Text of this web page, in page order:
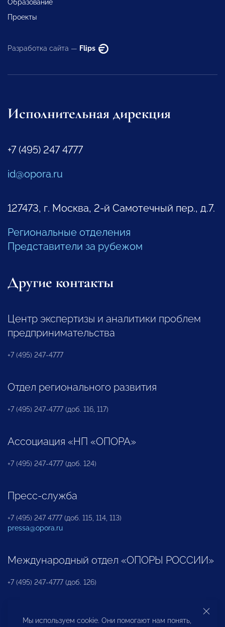
Образование
Проекты
Разработка сайта — Flips
Исполнительная дирекция
+7 (495) 247 4777
id@opora.ru
127473, г. Москва, 2-й Самотечный пер., д.7.
Региональные отделения
Представители за рубежом
Другие контакты
Центр экспертизы и аналитики проблем
предпринимательства
+7 (495) 247-4777
Отдел регионального развития
+7 (495) 247-4777 (доб. 116, 117)
Ассоциация «НП «ОПОРА»
+7 (495) 247-4777 (доб. 124)
Пресс-служба
+7 (495) 247 4777 (доб. 115, 114, 113)
pressa@opora.ru
Международный отдел «ОПОРЫ РОССИИ»
+7 (495) 247-4777 (доб. 126)
Бюро по защите прав предпринимателей и
Мы используем cookie. Они помогают нам понять,